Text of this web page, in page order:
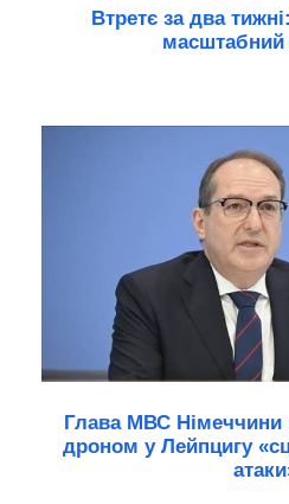
Втретє за два
масштабний
Глава МВС Німеччини
дроном у Лейпцигу